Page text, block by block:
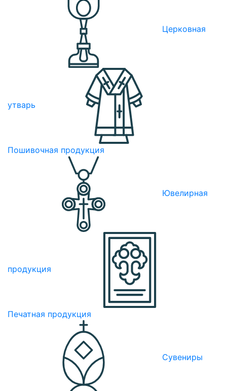
Церковная
утварь
Пошивочная продукция
Ювелирная
продукция
Печатная продукция
Сувениры